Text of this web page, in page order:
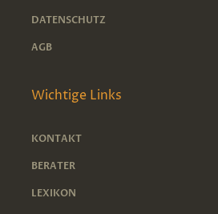
DATENSCHUTZ
AGB
Wichtige Links
KONTAKT
BERATER
LEXIKON